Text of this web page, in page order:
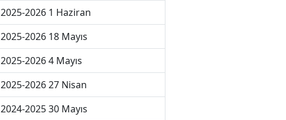
2025-2026 1 Haziran
2025-2026 18 Mayıs
2025-2026 4 Mayıs
2025-2026 27 Nisan
2024-2025 30 Mayıs